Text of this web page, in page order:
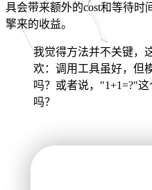
具会带来额外的cost和等待时
擎来的收益。
我觉得方法并不关键，
欢：调用工具虽好，但
吗？或者说，"1+1=?"
吗？